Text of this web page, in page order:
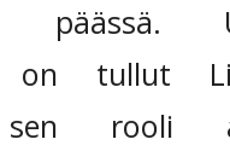
päässä.
on tullut
rooli